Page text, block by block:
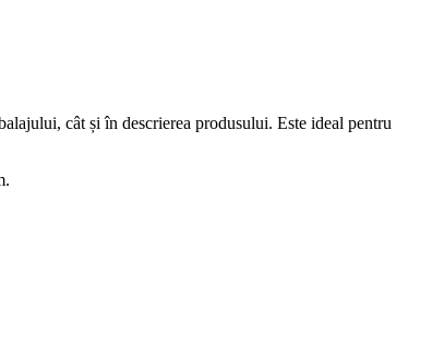
cât și în descrierea produsului. Este ideal pentru